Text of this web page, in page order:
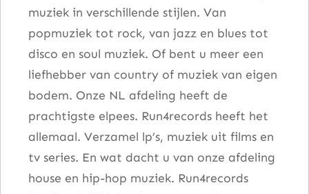
muziek in verschillende stijlen. Van
popmuziek tot rock, van jazz en blues tot
disco en soul muziek. Of bent u meer een
liefhebber van country of muziek van eigen
bodem. Onze NL afdeling heeft de
prachtigste elpees. Run4records heeft het
allemaal. Verzamel lp’s, muziek uit films en
tv series. En wat dacht u van onze afdeling
house en hip-hop muziek. Run4records